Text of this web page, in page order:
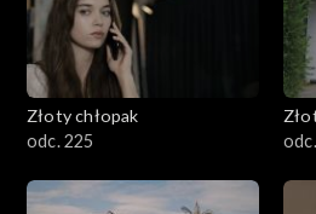
Złoty chłopak
odc. 225